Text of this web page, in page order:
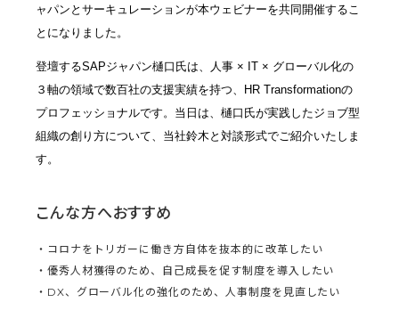
ャパンとサーキュレーションが本ウェビナーを共同開催するこ
とになりました。
登壇するSAPジャパン樋口氏は、人事 × IT × グローバル化の
３軸の領域で数百社の支援実績を持つ、HR Transformationの
プロフェッショナルです。当日は、樋口氏が実践したジョブ型
組織の創り方について、当社鈴木と対談形式でご紹介いたしま
す。
こんな方へおすすめ
・コロナをトリガーに働き方自体を抜本的に改革したい
・優秀人材獲得のため、自己成長を促す制度を導入したい
・DX、グローバル化の強化のため、人事制度を見直したい